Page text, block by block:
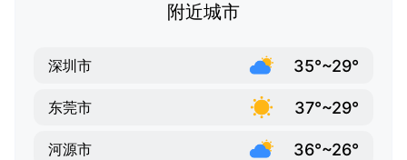
附近城市
深圳市 35°~29°
东莞市 37°~29°
河源市 36°~26°